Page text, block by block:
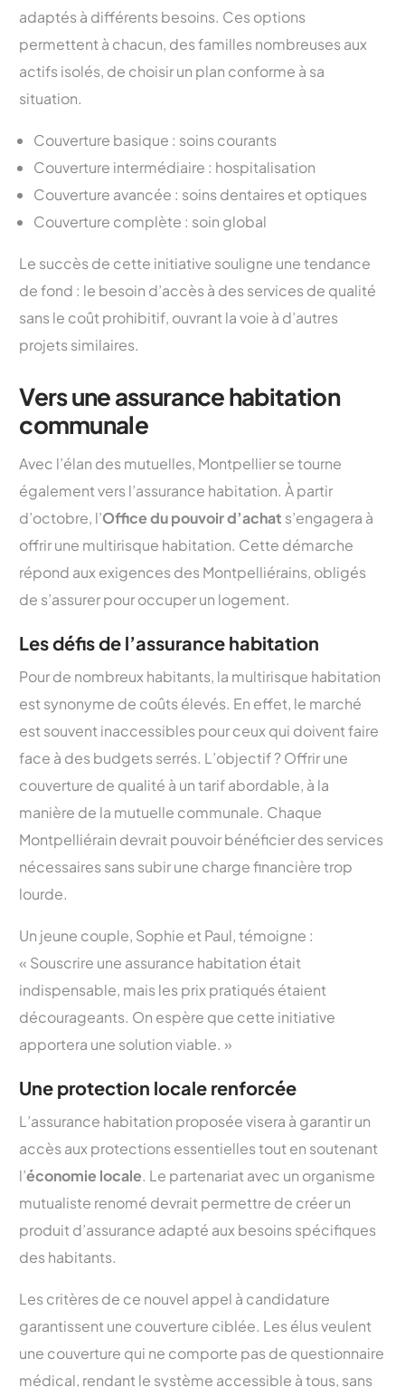
adaptés à différents besoins. Ces options
permettent à chacun, des familles nombreuses aux
actifs isolés, de choisir un plan conforme à sa
situation.
Couverture basique : soins courants
Couverture intermédiaire : hospitalisation
Couverture avancée : soins dentaires et optiques
Couverture complète : soin global
Le succès de cette initiative souligne une tendance
de fond : le besoin d’accès à des services de qualité
sans le coût prohibitif, ouvrant la voie à d’autres
projets similaires.
Vers une assurance habitation
communale
Avec l’élan des mutuelles, Montpellier se tourne
également vers l’assurance habitation. À partir
d’octobre, l’Office du pouvoir d’achat s’engagera à
offrir une multirisque habitation. Cette démarche
répond aux exigences des Montpelliérains, obligés
de s’assurer pour occuper un logement.
Les défis de l’assurance habitation
Pour de nombreux habitants, la multirisque habitation
est synonyme de coûts élevés. En effet, le marché
est souvent inaccessibles pour ceux qui doivent faire
face à des budgets serrés. L’objectif ? Offrir une
couverture de qualité à un tarif abordable, à la
manière de la mutuelle communale. Chaque
Montpelliérain devrait pouvoir bénéficier des services
nécessaires sans subir une charge financière trop
lourde.
Un jeune couple, Sophie et Paul, témoigne :
« Souscrire une assurance habitation était
indispensable, mais les prix pratiqués étaient
décourageants. On espère que cette initiative
apportera une solution viable. »
Une protection locale renforcée
L’assurance habitation proposée visera à garantir un
accès aux protections essentielles tout en soutenant
l’économie locale. Le partenariat avec un organisme
mutualiste renomé devrait permettre de créer un
produit d’assurance adapté aux besoins spécifiques
des habitants.
Les critères de ce nouvel appel à candidature
garantissent une couverture ciblée. Les élus veulent
une couverture qui ne comporte pas de questionnaire
médical, rendant le système accessible à tous, sans